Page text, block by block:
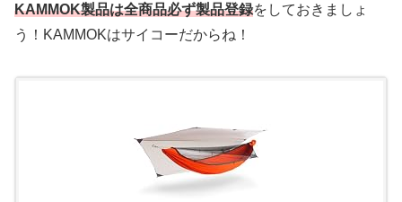
KAMMOK製品は全商品必ず製品登録をしておきましょ
う！KAMMOKはサイコーだからね！